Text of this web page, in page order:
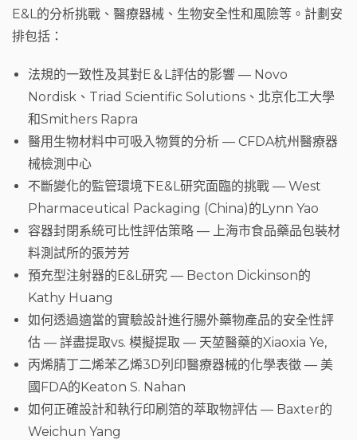
E&L的分析挑戰、醫療器械、生物安全性和風險等。計劃安
排包括：
法規的一致性及其對E＆L評估的影響 — Novo
Nordisk、Triad Scientific Solutions、北京化工大學
和Smithers Rapra
醫用生物材料中可吸入物質的分析 — CFDA杭州醫療器
械檢測中心
不斷變化的監管環境下E&L研究面臨的挑戰 — West
Pharmaceutical Packaging (China)的Lynn Yao
容器封閉系統可比性評估策略 — 上海市食品藥品包裝材
料測試所的張芳芳
預充型注射器的E&L研究 — Becton Dickinson的
Kathy Huang
如何透過適當的實驗設計進行腸外藥物產品的安全性評
估 — 詳盡提取vs. 模擬提取 — 天堃醫藥的Xiaoxia Ye,
丙烯腈丁二烯苯乙烯3D列印醫療器械的化學表徵 — 美
國FDA的Keaton S. Nahan
如何正確設計和執行印刷箔的萃取物評估 — Baxter的
Weichun Yang